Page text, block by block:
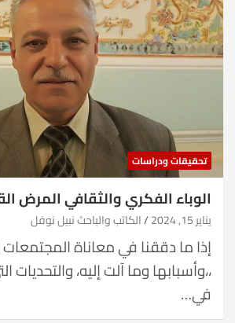
تحقيقات ودراسات
الوباء الفكري والثقافي المرض
يناير 15, 2024 الكاتب والباحث نبيل نوفل
إذا ما دققنا في معاناة المجتمعات
،،وأسبابها وما آلت إليه، والتحديات
في…